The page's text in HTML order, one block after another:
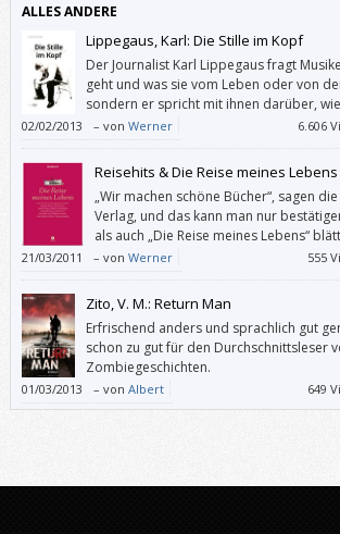
ALLES ANDERE
Lippegaus, Karl: Die Stille im Kopf
Der Journalist Karl Lippegaus fragt
geht und was sie vom Leben oder von
sondern er spricht mit ihnen darüber,
sein, und warum sie gerade jetzt gerade
02/02/2013 – von Werner 6.606
Reisehits & Die Reise meines Lebens
„Wir machen schöne Bücher“, sagen
Verlag, und das kann man nur
als auch „Die Reise meines Lebens“
durch und bleibt gerne bei einzelnen
21/03/2011 – von Werner 555
Zito, V. M.: Return Man
Erfrischend anders und sprachlich gut
schon zu gut für den Durchschnittsleser
Zombiegeschichten.
01/03/2013 – von Albert 649